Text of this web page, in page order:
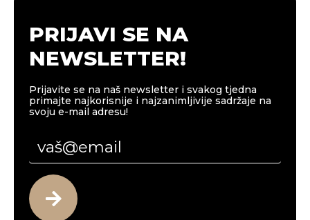
PRIJAVI SE NA
NEWSLETTER!
Prijavite se na naš newsletter i svakog tjedna
primajte najkorisnije i najzanimljivije sadržaje na
svoju e-mail adresu!